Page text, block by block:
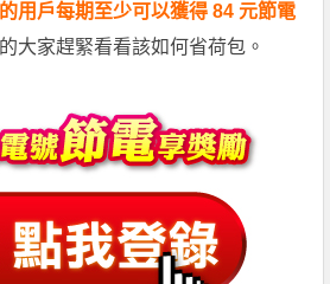
用戶每期至少可以獲得 84 元節電
大家趕緊看看該如何省荷包。